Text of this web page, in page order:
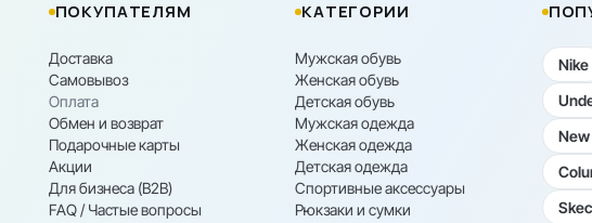
ПОКУПАТЕЛЯМ
Доставка
Самовывоз
Оплата
Обмен и возврат
Подарочные карты
Акции
Для бизнеса (B2B)
FAQ / Частые вопросы
КАТЕГОРИИ
Мужская обувь
Женская обувь
Детская обувь
Мужская одежда
Женская одежда
Детская одежда
Спортивные аксессуары
Рюкзаки и сумки
Nike